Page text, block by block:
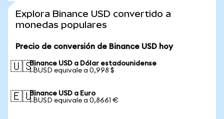
Explora Binance USD convertido a
monedas populares
Precio de conversión de Binance USD hoy
🇺🇸Binance USD a Dólar estadounidense
1 BUSD equivale a 0,998 $
🇪🇺Binance USD a Euro
1 BUSD equivale a 0,8661 €